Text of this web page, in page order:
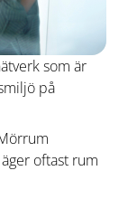
som är
på
oftast rum